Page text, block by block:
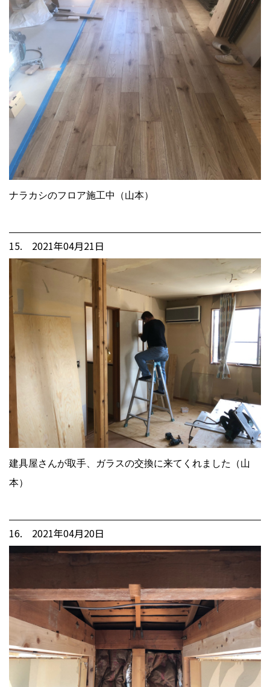
ナラカシのフロア施工中（山本）
15. 2021年04月21日
建具屋さんが取手、ガラスの交換に来てくれました（山
本）
16. 2021年04月20日